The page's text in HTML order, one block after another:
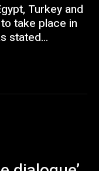
Turkey and
take place in
stated...